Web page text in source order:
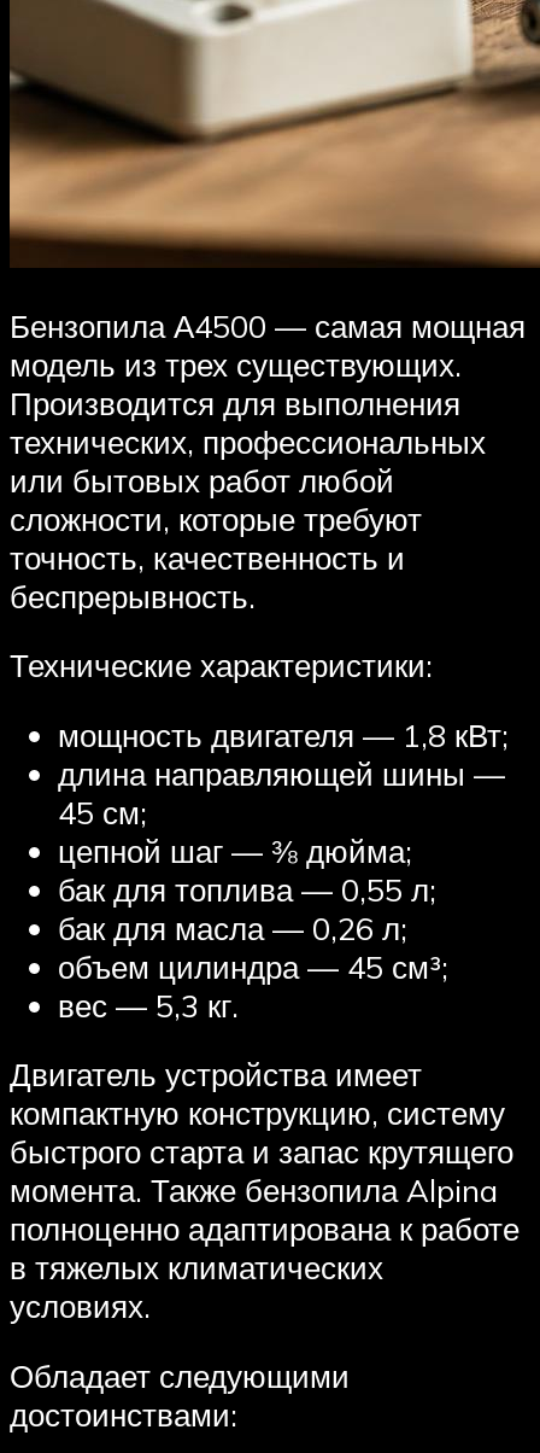
Бензопила А4500 — самая мощная
модель из трех существующих.
Производится для выполнения
технических, профессиональных
или бытовых работ любой
сложности, которые требуют
точность, качественность и
беспрерывность.
Технические характеристики:
мощность двигателя — 1,8 кВт;
длина направляющей шины —
45 см;
цепной шаг — ⅜ дюйма;
бак для топлива — 0,55 л;
бак для масла — 0,26 л;
объем цилиндра — 45 см³;
вес — 5,3 кг.
Двигатель устройства имеет
компактную конструкцию, систему
быстрого старта и запас крутящего
момента. Также бензопила Alpina
полноценно адаптирована к работе
в тяжелых климатических
условиях.
Обладает следующими
достоинствами: